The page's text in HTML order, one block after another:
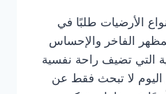
الأرضيات طلبًا في
الفاخر والإحساس
التي تضيف راحة نفسية
اليوم لا تبحث فقط عن